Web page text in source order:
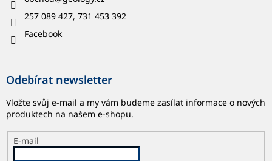
257 089 427, 731 453 392
Facebook
Odebírat newsletter
Vložte svůj e-mail a my vám budeme zasílat informace o nových
produktech na našem e-shopu.
E-mail